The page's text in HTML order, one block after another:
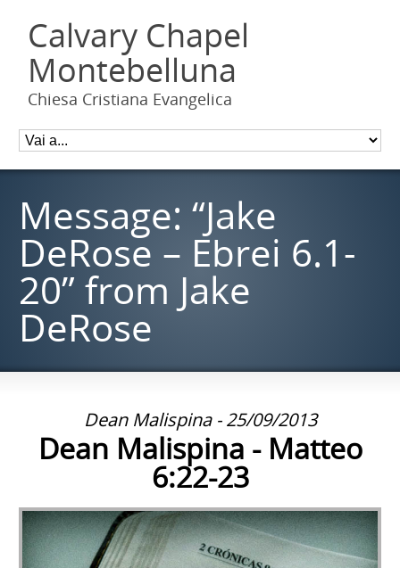
Calvary Chapel
Montebelluna
Chiesa Cristiana Evangelica
Message: “Jake
DeRose – Ebrei 6.1-
20” from Jake
DeRose
Dean Malispina - 25/09/2013
Dean Malispina - Matteo
6:22-23